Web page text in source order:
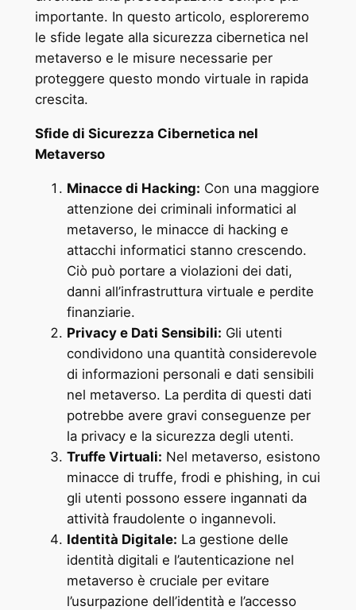
importante. In questo articolo, esploreremo
le sfide legate alla sicurezza cibernetica nel
metaverso e le misure necessarie per
proteggere questo mondo virtuale in rapida
crescita.
Sfide di Sicurezza Cibernetica nel
Metaverso
Minacce di Hacking: Con una maggiore
attenzione dei criminali informatici al
metaverso, le minacce di hacking e
attacchi informatici stanno crescendo.
Ciò può portare a violazioni dei dati,
danni all’infrastruttura virtuale e perdite
finanziarie.
Privacy e Dati Sensibili: Gli utenti
condividono una quantità considerevole
di informazioni personali e dati sensibili
nel metaverso. La perdita di questi dati
potrebbe avere gravi conseguenze per
la privacy e la sicurezza degli utenti.
Truffe Virtuali: Nel metaverso, esistono
minacce di truffe, frodi e phishing, in cui
gli utenti possono essere ingannati da
attività fraudolente o ingannevoli.
Identità Digitale: La gestione delle
identità digitali e l’autenticazione nel
metaverso è cruciale per evitare
l’usurpazione dell’identità e l’accesso